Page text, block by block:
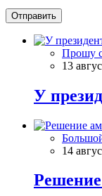
Отправить
Прошу
13
У
14
Решение